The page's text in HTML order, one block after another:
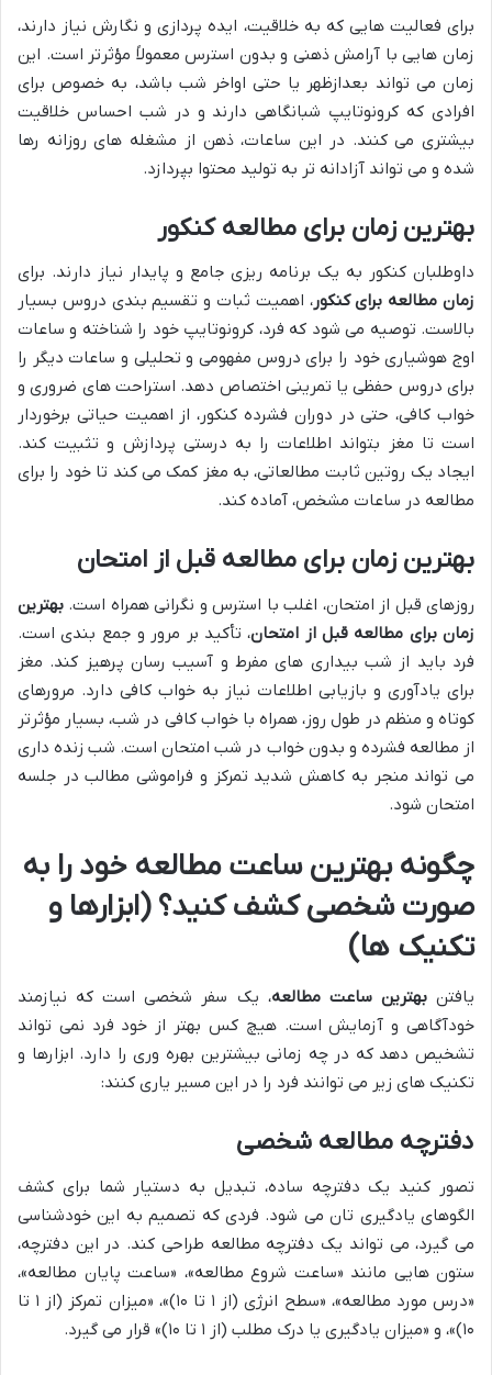
برای فعالیت هایی که به خلاقیت، ایده پردازی و نگارش نیاز دارند،
زمان هایی با آرامش ذهنی و بدون استرس معمولاً مؤثرتر است. این
زمان می تواند بعدازظهر یا حتی اواخر شب باشد، به خصوص برای
افرادی که کرونوتایپ شبانگاهی دارند و در شب احساس خلاقیت
بیشتری می کنند. در این ساعات، ذهن از مشغله های روزانه رها
شده و می تواند آزادانه تر به تولید محتوا بپردازد.
بهترین زمان برای مطالعه کنکور
داوطلبان کنکور به یک برنامه ریزی جامع و پایدار نیاز دارند. برای
زمان مطالعه برای کنکور، اهمیت ثبات و تقسیم بندی دروس بسیار
بالاست. توصیه می شود که فرد، کرونوتایپ خود را شناخته و ساعات
اوج هوشیاری خود را برای دروس مفهومی و تحلیلی و ساعات دیگر را
برای دروس حفظی یا تمرینی اختصاص دهد. استراحت های ضروری و
خواب کافی، حتی در دوران فشرده کنکور، از اهمیت حیاتی برخوردار
است تا مغز بتواند اطلاعات را به درستی پردازش و تثبیت کند.
ایجاد یک روتین ثابت مطالعاتی، به مغز کمک می کند تا خود را برای
مطالعه در ساعات مشخص، آماده کند.
بهترین زمان برای مطالعه قبل از امتحان
روزهای قبل از امتحان، اغلب با استرس و نگرانی همراه است. بهترین
زمان برای مطالعه قبل از امتحان، تأکید بر مرور و جمع بندی است.
فرد باید از شب بیداری های مفرط و آسیب رسان پرهیز کند. مغز
برای یادآوری و بازیابی اطلاعات نیاز به خواب کافی دارد. مرورهای
کوتاه و منظم در طول روز، همراه با خواب کافی در شب، بسیار مؤثرتر
از مطالعه فشرده و بدون خواب در شب امتحان است. شب زنده داری
می تواند منجر به کاهش شدید تمرکز و فراموشی مطالب در جلسه
امتحان شود.
چگونه بهترین ساعت مطالعه خود را به
صورت شخصی کشف کنید؟ (ابزارها و
تکنیک ها)
یافتنبهترین ساعت مطالعه، یک سفر شخصی است که نیازمند
خودآگاهی و آزمایش است. هیچ کس بهتر از خود فرد نمی تواند
تشخیص دهد که در چه زمانی بیشترین بهره وری را دارد. ابزارها و
تکنیک های زیر می توانند فرد را در این مسیر یاری کنند:
دفترچه مطالعه شخصی
تصور کنید یک دفترچه ساده، تبدیل به دستیار شما برای کشف
الگوهای یادگیری تان می شود. فردی که تصمیم به این خودشناسی
می گیرد، می تواند یک دفترچه مطالعه طراحی کند. در این دفترچه،
ستون هایی مانند «ساعت شروع مطالعه»، «ساعت پایان مطالعه»،
«درس مورد مطالعه»، «سطح انرژی (از ۱ تا ۱۰)»، «میزان تمرکز (از ۱ تا
۱۰)»، و «میزان یادگیری یا درک مطلب (از ۱ تا ۱۰)» قرار می گیرد.